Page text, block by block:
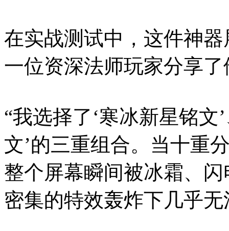
在实战测试中，这件神
一位资深法师玩家分享
“我选择了‘寒冰新星铭文
文’的三重组合。当十重
整个屏幕瞬间被冰霜、
密集的特效轰炸下几乎无